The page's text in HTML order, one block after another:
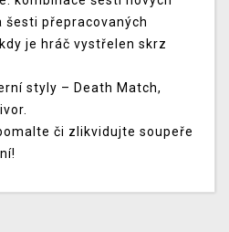
šesti přepracovaných
je hráč vystřelen skrz
styly – Death Match,
či zlikvidujte soupeře